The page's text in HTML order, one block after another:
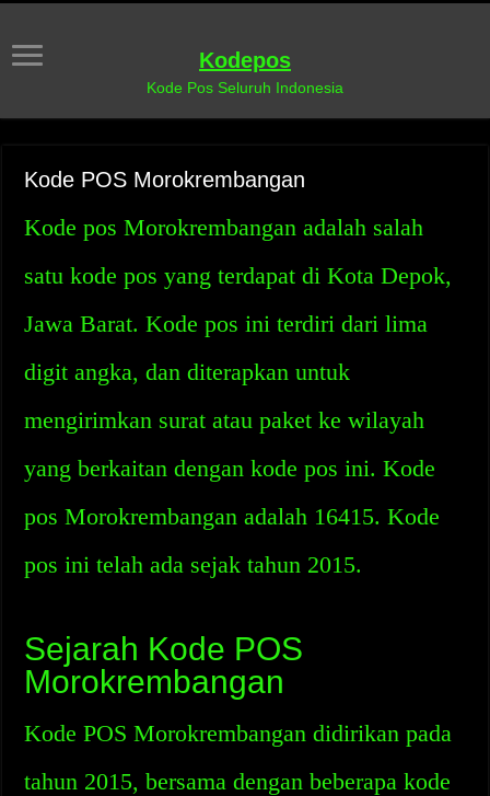
Kodepos
Kode Pos Seluruh Indonesia
Kode POS Morokrembangan
Kode pos Morokrembangan adalah salah
satu kode pos yang terdapat di Kota Depok,
Jawa Barat. Kode pos ini terdiri dari lima
digit angka, dan diterapkan untuk
mengirimkan surat atau paket ke wilayah
yang berkaitan dengan kode pos ini. Kode
pos Morokrembangan adalah 16415. Kode
pos ini telah ada sejak tahun 2015.
Sejarah Kode POS
Morokrembangan
Kode POS Morokrembangan didirikan pada
tahun 2015, bersama dengan beberapa kode